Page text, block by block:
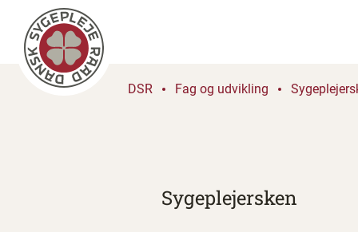
DSR Fag og udvikling
Sygeplejersken